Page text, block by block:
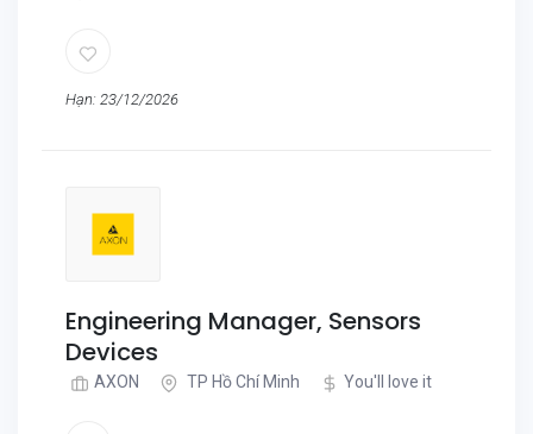
Hạn: 23/12/2026
Engineering Manager, Sensors
Devices
AXON TP Hồ Chí Minh You'll love it